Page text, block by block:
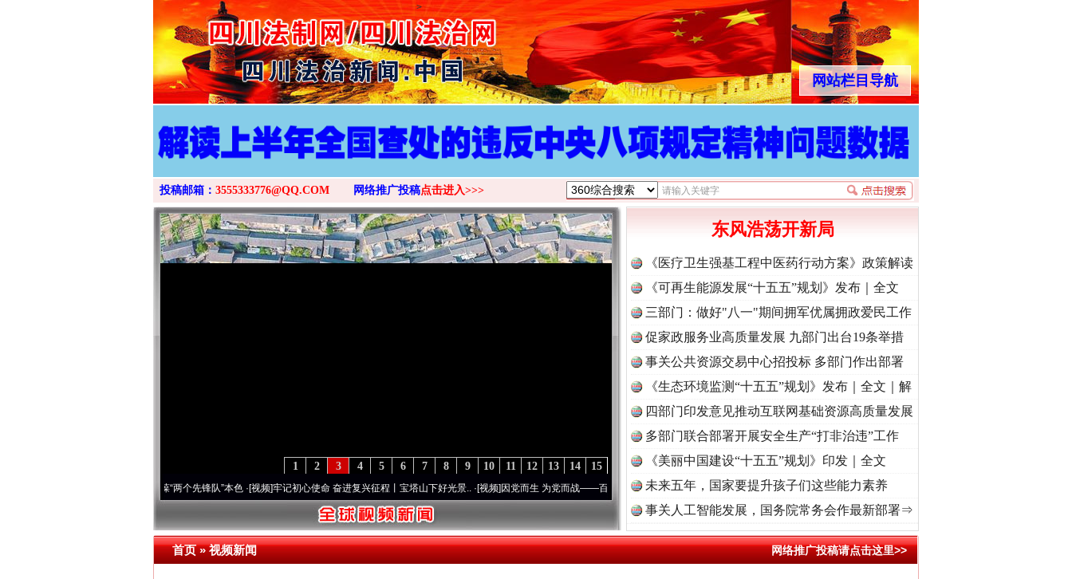
>
网站栏目导航
投稿邮箱： 3555333776@QQ.COM 网络推广投稿点击进入>>>
15
14
13
12
11
10
9
8
7
6
5
4
3
2
1
永葆“两个先锋队”本色·[视频]牢记初心使命 奋进复兴征程丨宝塔山下好光景..·[视频]因党而生 为党而战——百年“纪”事⑧加强纪律..·[视频]牢记初心使命 奋进复兴征程丨“转折之城”激荡..·[视频]
东风浩荡开新局
《医疗卫生强基工程中医药行动方案》政策解读
《可再生能源发展“十五五”规划》发布｜全文
三部门：做好"八一"期间拥军优属拥政爱民工作
促家政服务业高质量发展 九部门出台19条举措
事关公共资源交易中心招投标 多部门作出部署
《生态环境监测“十五五”规划》发布｜全文｜解
读
四部门印发意见推动互联网基础资源高质量发展
多部门联合部署开展安全生产“打非治违”工作
《美丽中国建设“十五五”规划》印发｜全文
未来五年，国家要提升孩子们这些能力素养
事关人工智能发展，国务院常务会作最新部署⇒
首页»视频新闻 网络推广投稿请点击这里>>